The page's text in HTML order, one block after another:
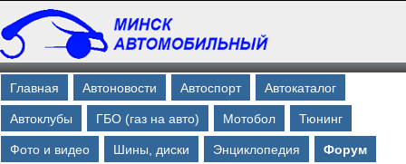
Главная Автоновости Автоспорт Автокаталог
Автоклубы ГБО (газ на авто) Мотобол Тюнинг
Фото и видео Шины, диски Энциклопедия Форум